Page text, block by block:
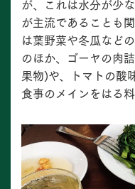
が、これは水分が少
が主流であることも
は葉野菜や冬瓜など
のほか、ゴーヤの肉
果物)や、トマトの酸
食事のメインをはる